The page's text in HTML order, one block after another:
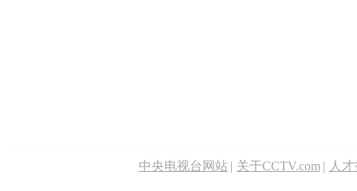
中央电视台网站 | 关于CCTV.com | 人